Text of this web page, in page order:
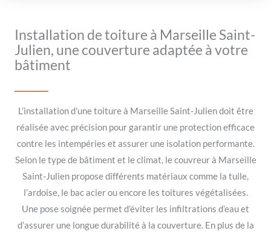
Installation de toiture à Marseille Saint-
Julien, une couverture adaptée à votre
bâtiment
L’installation d’une toiture à Marseille Saint-Julien doit être
réalisée avec précision pour garantir une protection efficace
contre les intempéries et assurer une isolation performante.
Selon le type de bâtiment et le climat, le couvreur à Marseille
Saint-Julien propose différents matériaux comme la tuile,
l’ardoise, le bac acier ou encore les toitures végétalisées.
Une pose soignée permet d’éviter les infiltrations d’eau et
d’assurer une longue durabilité à la couverture. En plus de la